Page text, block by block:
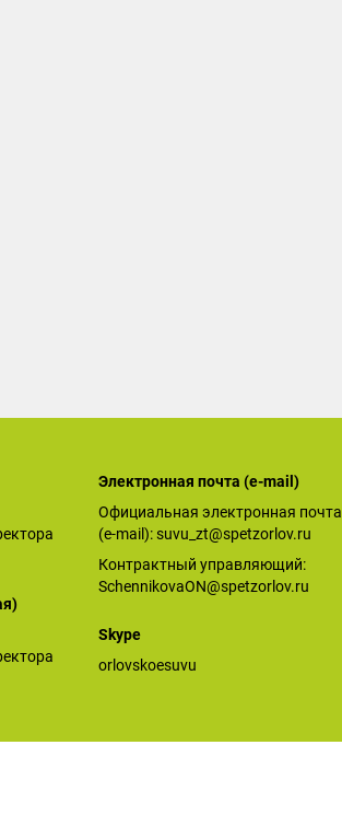
Электронная почта (е-mail)
Официальная электронная почта
(е-mail):suvu_zt@spetzorlov.ru
Контрактный управляющий:
SchennikovaON@spetzorlov.ru
Skype
orlovskoesuvu